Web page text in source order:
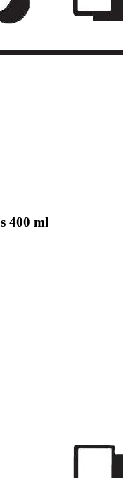
400 ml